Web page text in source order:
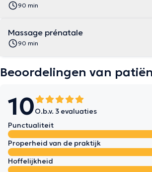
90 min
Massage prénatale
90 min
Beoordelingen van
10O.b.v. 3 evaluaties
Punctualiteit
Properheid van de praktijk
Hoffelijkheid